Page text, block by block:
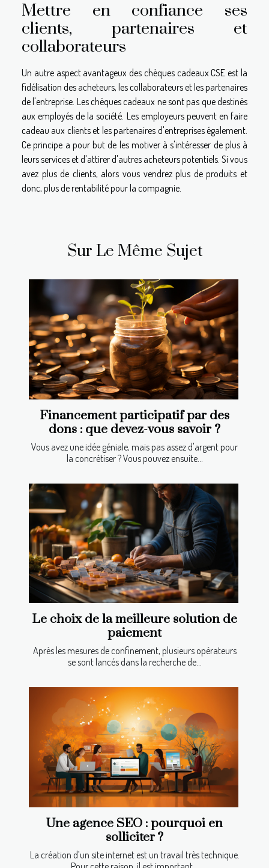
Mettre en confiance ses
clients, partenaires et
collaborateurs
Un autre aspect avantageux des chèques cadeaux CSE est la
fidélisation des acheteurs, les collaborateurs et les partenaires
de l'entreprise. Les chèques cadeaux ne sont pas que destinés
aux employés de la société. Les employeurs peuvent en faire
cadeau aux clients et les partenaires d'entreprises également.
Ce principe a pour but de les motiver à s'intéresser de plus à
leurs services et d'attirer d'autres acheteurs potentiels. Si vous
avez plus de clients, alors vous vendrez plus de produits et
donc, plus de rentabilité pour la compagnie.
Sur Le Même Sujet
Financement participatif par des
dons : que devez-vous savoir ?
Vous avez une idée géniale, mais pas assez d'argent pour
la concrétiser ? Vous pouvez ensuite...
Le choix de la meilleure solution de
paiement
Après les mesures de confinement, plusieurs opérateurs
se sont lancés dans la recherche de...
Une agence SEO : pourquoi en
solliciter ?
La création d’un site internet est un travail très technique.